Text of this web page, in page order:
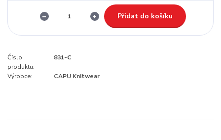
Přidat do košíku
Číslo
produktu:
831-C
Výrobce: CAPU Knitwear